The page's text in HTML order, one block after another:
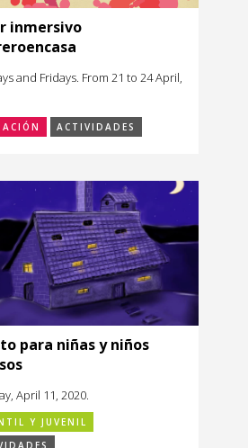
inmersivo
and Fridays. From 21 to 24 April,
ACTIVIDADES
para niñas y niños
April 11, 2020.
Y JUVENIL